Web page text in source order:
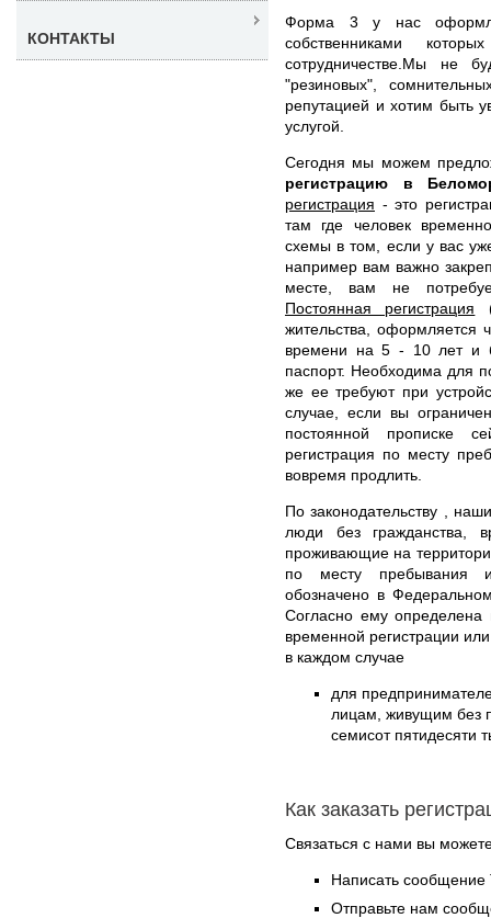
Форма 3 у нас
собственниками
сотрудничестве.Мы не
"резиновых",
репутацией и хотим быть
услугой.
Сегодня мы можем
регистрацию в
регистрация - это
там где человек
схемы в том, если у вас
например вам важно
месте, вам не
Постоянная регистрация
жительства, оформляется
времени на 5 - 10 лет и
паспорт. Необходима для
же ее требуют при
случае, если вы
постоянной прописке
регистрация по месту
вовремя продлить.
По законодательству ,
люди без гражданства,
проживающие на
по месту пребывания
обозначено в
Согласно ему определена
временной регистрации
в каждом случае
для
лицам, живущим без
семисот пятидесяти
Как заказать
Связаться с нами вы
Написать
Отправьте нам
КОНТАКТЫ